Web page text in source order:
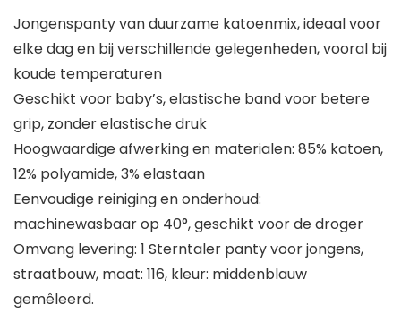
Jongenspanty van duurzame katoenmix, ideaal voor
elke dag en bij verschillende gelegenheden, vooral bij
koude temperaturen
Geschikt voor baby’s, elastische band voor betere
grip, zonder elastische druk
Hoogwaardige afwerking en materialen: 85% katoen,
12% polyamide, 3% elastaan
Eenvoudige reiniging en onderhoud:
machinewasbaar op 40°, geschikt voor de droger
Omvang levering: 1 Sterntaler panty voor jongens,
straatbouw, maat: 116, kleur: middenblauw
gemêleerd.